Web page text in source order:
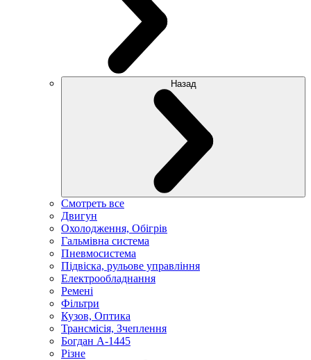
Назад
Смотреть все
Двигун
Охолодження, Обігрів
Гальмівна система
Пневмосистема
Підвіска, рульове управління
Електрообладнання
Ремені
Фільтри
Кузов, Оптика
Трансмісія, Зчеплення
Богдан А-1445
Різне